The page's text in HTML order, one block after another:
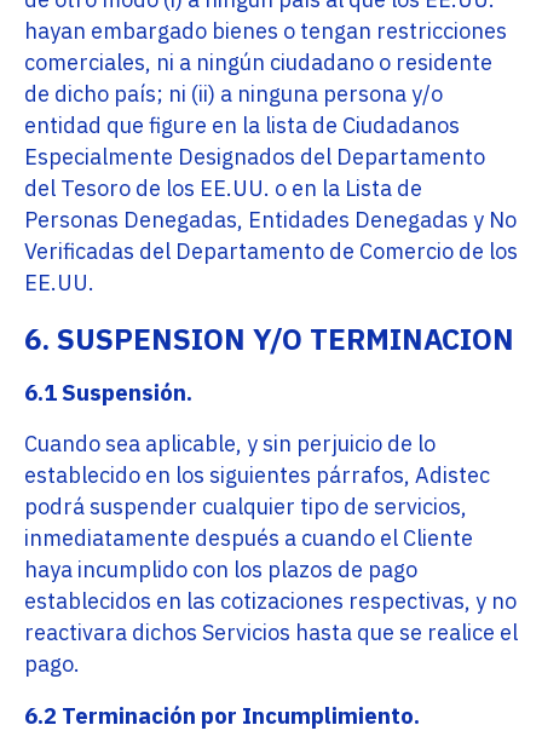
hayan embargado bienes o tengan restricciones
comerciales, ni a ningún ciudadano o residente
de dicho país; ni (ii) a ninguna persona y/o
entidad que figure en la lista de Ciudadanos
Especialmente Designados del Departamento
del Tesoro de los EE.UU. o en la Lista de
Personas Denegadas, Entidades Denegadas y No
Verificadas del Departamento de Comercio de los
EE.UU.
6. SUSPENSION Y/O TERMINACION
6.1 Suspensión.
Cuando sea aplicable, y sin perjuicio de lo
establecido en los siguientes párrafos, Adistec
podrá suspender cualquier tipo de servicios,
inmediatamente después a cuando el Cliente
haya incumplido con los plazos de pago
establecidos en las cotizaciones respectivas, y no
reactivara dichos Servicios hasta que se realice el
pago.
6.2 Terminación por Incumplimiento.